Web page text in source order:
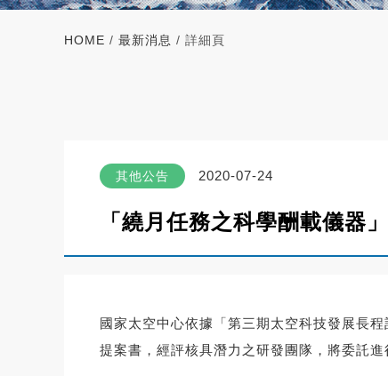
HOME / 最新消息 / 詳細頁
其他公告 2020-07-24
「繞月任務之科學酬載儀器
國家太空中心依據「第三期太空科技發展長程
提案書，經評核具潛力之研發團隊， 將委託進